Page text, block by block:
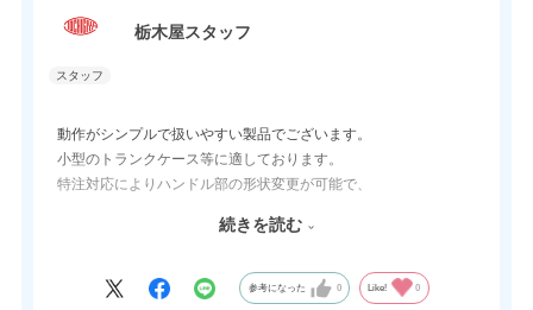
栃木屋スタッフ
動作がシンプルで扱いやすい製品でございます。
小型のトランクケース等に適しております。
特注対応によりハンドル部の形状変更が可能で、
願いいたします。
続きを読む
参考になった 0 Like! 0